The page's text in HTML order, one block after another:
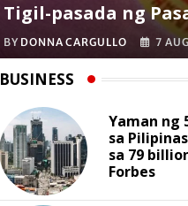
Tigil-pasada ng
BY DONNA CARGULLO 7
BUSINESS
Yaman ng
sa
sa 79
Forbes